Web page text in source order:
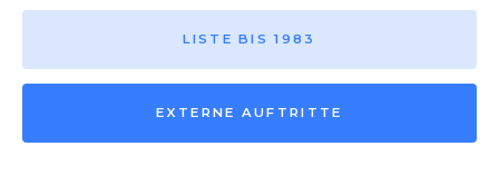
LISTE BIS 1983
EXTERNE AUFTRITTE